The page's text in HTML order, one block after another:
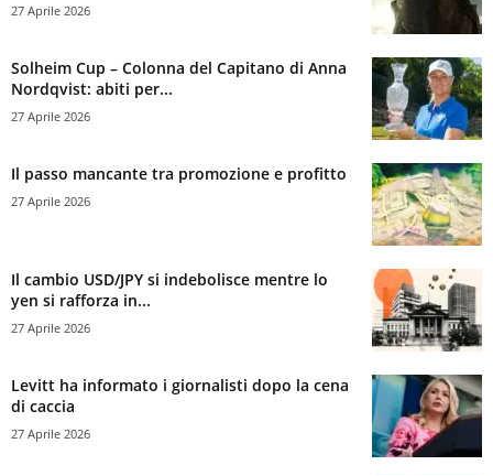
27 Aprile 2026
Solheim Cup – Colonna del Capitano di Anna
Nordqvist: abiti per...
27 Aprile 2026
Il passo mancante tra promozione e profitto
27 Aprile 2026
Il cambio USD/JPY si indebolisce mentre lo
yen si rafforza in...
27 Aprile 2026
Levitt ha informato i giornalisti dopo la cena
di caccia
27 Aprile 2026